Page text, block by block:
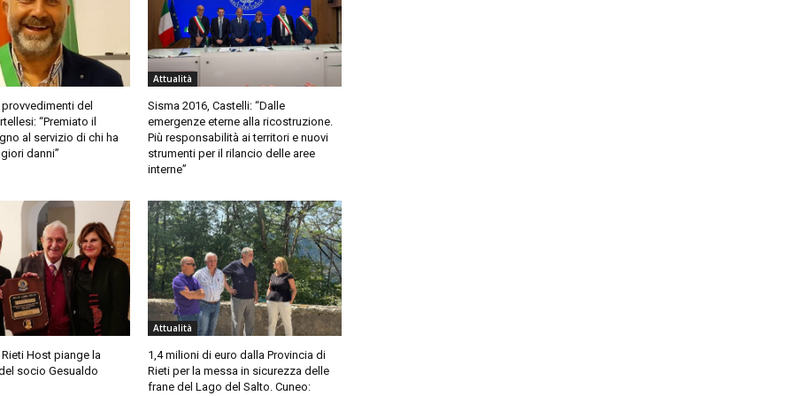
del
“Premiato il
al servizio di chi ha
danni”
Attualità
Sisma 2016, Castelli: “Dalle
emergenze eterne alla ricostruzione.
Più responsabilità ai territori e nuovi
strumenti per il rilancio delle aree
interne”
Host piange la
socio Gesualdo
Attualità
1,4 milioni di euro dalla Provincia di
Rieti per la messa in sicurezza delle
frane del Lago del Salto. Cuneo: